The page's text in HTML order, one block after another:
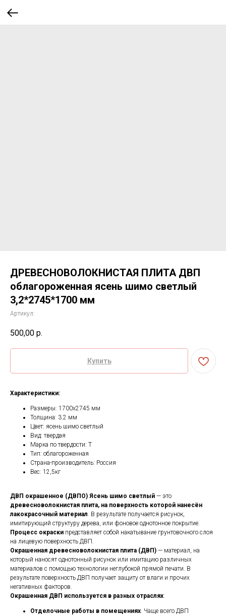
ДРЕВЕСНОВОЛОКНИСТАЯ ПЛИТА ДВП
облагороженная ясень шимо светлый
3,2*2745*1700 мм
Артикул:
500,00 р.
Купить
Характеристики:
Размеры: 1700х2745 мм
Толщина: 3.2 мм
Цвет: ясень шимо светлый
Вид: твердая
Марка по твердости: Т
Тип: облагороженная
Страна-производитель: Россия
Вес: 12,5кг
ДВП окрашенное (ДВПО) Ясень шимо светлый — это
древесноволокнистая плита, на поверхность которой нанесён
лакокрасочный материал. В результате получается рисунок,
имитирующий структуру дерева, или фоновое однотонное покрытие.
Процесс окраски представляет собой накатывание грунтовочного слоя
на лицевую поверхность ДВП.
Окрашенная древесноволокнистая плита (ДВП) — материал, на
который наносят однотонный рисунок или имитацию различных
материалов с помощью технологии неглубокой прямой печати. В
результате поверхность ДВП получает защиту от влаги и прочих
негативных факторов.
Окрашенная ДВП используется в разных отраслях:
Отделочные работы в помещениях. Чаще всего ДВП